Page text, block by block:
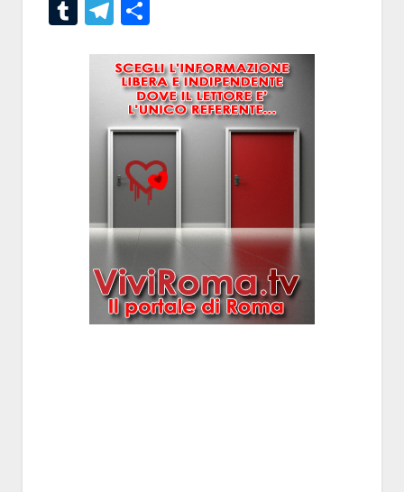
TumblrTelegram